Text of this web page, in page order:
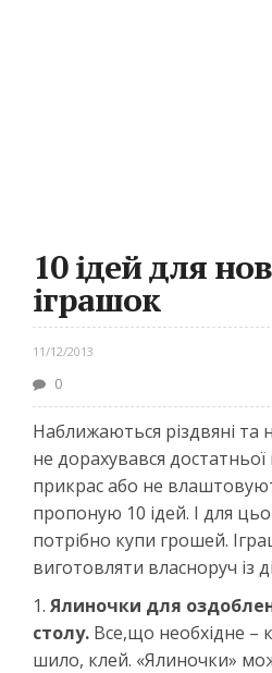
10 ідей для
іграшок
11/12/2013
0
Наближаються різдвяні та
не дорахувався достатньої
прикрас або не
пропоную 10 ідей. І для
потрібно купи грошей.
виготовляти власноруч із
1. Ялиночки для
столу. Все,що необхідне –
шило, клей. «Ялиночки»